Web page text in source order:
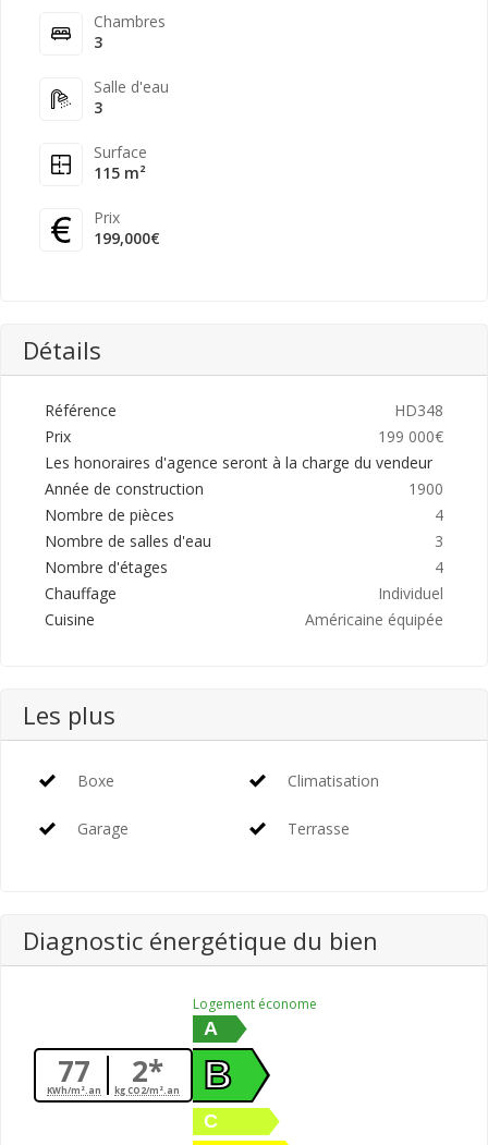
Chambres
3
Salle d'eau
3
Surface
115 m²
Prix
199,000€
Détails
Référence
HD348
Prix
199 000€
Les honoraires d'agence seront à la charge du vendeur
Année de construction
1900
Nombre de pièces
4
Nombre de salles d'eau
3
Nombre d'étages
4
Chauffage
Individuel
Cuisine
Américaine équipée
Les plus
Boxe Climatisation
Garage Terrasse
Diagnostic énergétique du bien
77
KWh/m².an 2*
kg CO2/m².an
Logement économe
A
B
C